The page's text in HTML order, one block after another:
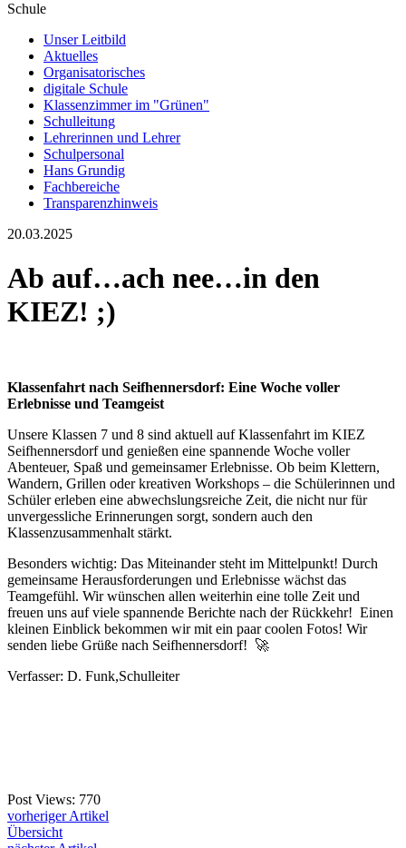
Schule
Unser Leitbild
Aktuelles
Organisatorisches
digitale Schule
Klassenzimmer im "Grünen"
Schulleitung
Lehrerinnen und Lehrer
Schulpersonal
Hans Grundig
Fachbereiche
Transparenzhinweis
20.03.2025
Ab auf…ach nee…in den
KIEZ! ;)
Klassenfahrt nach Seifhennersdorf: Eine Woche voller
Erlebnisse und Teamgeist
Unsere Klassen 7 und 8 sind aktuell auf Klassenfahrt im KIEZ
Seifhennersdorf und genießen eine spannende Woche voller
Abenteuer, Spaß und gemeinsamer Erlebnisse. Ob beim Klettern,
Wandern, Grillen oder kreativen Workshops – die Schülerinnen und
Schüler erleben eine abwechslungsreiche Zeit, die nicht nur für
unvergessliche Erinnerungen sorgt, sondern auch den
Klassenzusammenhalt stärkt.
Besonders wichtig: Das Miteinander steht im Mittelpunkt! Durch
gemeinsame Herausforderungen und Erlebnisse wächst das
Teamgefühl. Wir wünschen allen weiterhin eine tolle Zeit und
freuen uns auf viele spannende Berichte nach der Rückkehr! Einen
kleinen Einblick bekommen wir mit ein paar coolen Fotos! Wir
senden liebe Grüße nach Seifhennersdorf! 🚀
Verfasser: D. Funk,Schulleiter
Post Views: 770
vorheriger Artikel
Übersicht